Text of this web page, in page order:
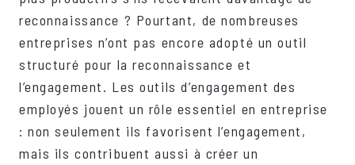
reconnaissance ? Pourtant, de nombreuses
entreprises n’ont pas encore adopté un outil
structuré pour la reconnaissance et
l’engagement. Les outils d’engagement des
employés jouent un rôle essentiel en entreprise
: non seulement ils favorisent l’engagement,
mais ils contribuent aussi à créer un